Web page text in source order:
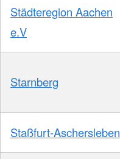
Städteregion Aachen
e.V
Starnberg
Staßfurt-Aschersleben